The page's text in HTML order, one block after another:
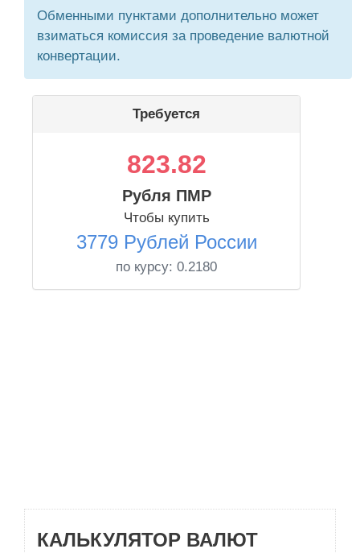
Обменными пунктами дополнительно может
взиматься комиссия за проведение валютной
конвертации.
Требуется
823.82
Рубля ПМР
Чтобы купить
3779 Рублей России
по курсу: 0.2180
КАЛЬКУЛЯТОР ВАЛЮТ